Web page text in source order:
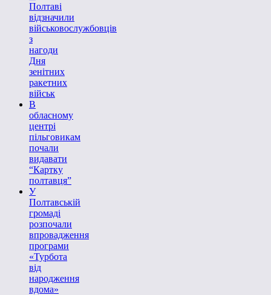
Полтаві
відзначили
військовослужбовців
з
нагоди
Дня
зенітних
ракетних
військ
В
обласному
центрі
пільговикам
почали
видавати
“Картку
полтавця”
У
Полтавській
громаді
розпочали
впровадження
програми
«Турбота
від
народження
вдома»